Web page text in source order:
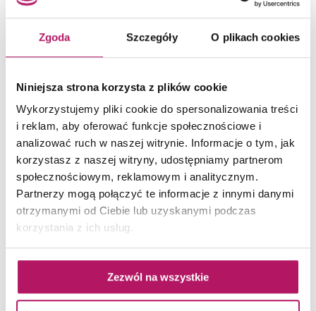
Zgoda Szczegóły O plikach cookies
Niniejsza strona korzysta z plików cookie
Wykorzystujemy pliki cookie do spersonalizowania treści
i reklam, aby oferować funkcje społecznościowe i
analizować ruch w naszej witrynie. Informacje o tym, jak
korzystasz z naszej witryny, udostępniamy partnerom
społecznościowym, reklamowym i analitycznym.
Partnerzy mogą połączyć te informacje z innymi danymi
otrzymanymi od Ciebie lub uzyskanymi podczas
korzystania z ich usług.
Zezwól na wszystkie
dostępny w tych urządzeniach jako nadający się do
ręcznie”.
bębnowych Electrolux z linii PerfectCare program
CyclonCare z technologią 3DSense głęboko skanuje
tkaniny, aby zapewnić równomierne efekty suszenia.
Wyciągając jedwabne koszule lub puszyste swetry z
bębna suszarki mamy więc pewność, że zostały one
równomiernie wysuszone.
Suszarka PerfectCare – w
trosce o Twoje ubrania i
środowisko